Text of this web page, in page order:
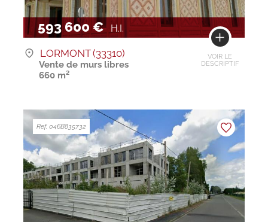
593 600 € H.I.
VOIR LE
DESCRIPTIF
LORMONT (33310)
Vente de murs libres
660 m²
Ref. 046B835732